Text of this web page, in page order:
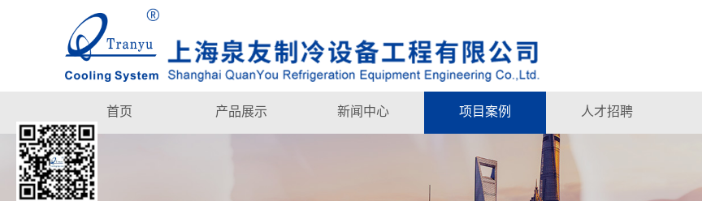
首页 产品展示 新闻中心 项目案例 人才招聘